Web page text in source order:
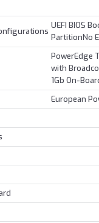
UEFI BIOS
PartitionNo
PowerEdge
with
1Gb On-
European